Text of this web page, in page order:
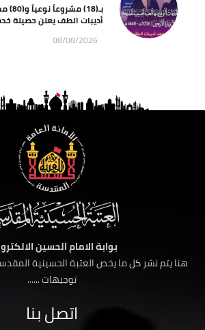
أديبات الطف يعلن حصيلة
08/08/2026
بوابة الامام الحسين
هنا يتم نشر كل ما يخص العتبة الحسينية
توجيهات ......
اتصل بنا